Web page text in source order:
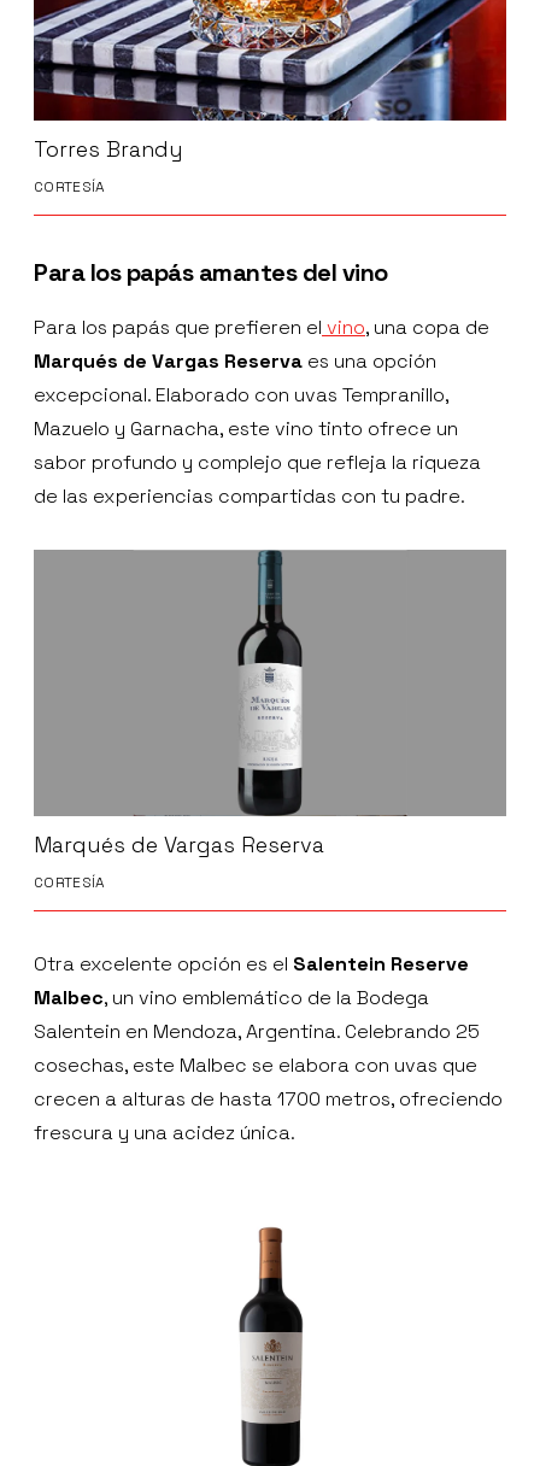
Torres Brandy
CORTESÍA
Para los papás amantes del vino
Para los papás que prefieren el vino, una copa de
Marqués de Vargas Reserva es una opción
excepcional. Elaborado con uvas Tempranillo,
Mazuelo y Garnacha, este vino tinto ofrece un
sabor profundo y complejo que refleja la riqueza
de las experiencias compartidas con tu padre.
Marqués de Vargas Reserva
CORTESÍA
Otra excelente opción es el Salentein Reserve
Malbec, un vino emblemático de la Bodega
Salentein en Mendoza, Argentina. Celebrando 25
cosechas, este Malbec se elabora con uvas que
crecen a alturas de hasta 1700 metros, ofreciendo
frescura y una acidez única.